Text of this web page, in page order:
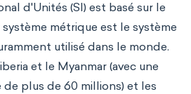
d'Unités (SI) est basé sur le
métrique est le système
utilisé dans le monde.
et le Myanmar (avec une
plus de 60 millions) et les